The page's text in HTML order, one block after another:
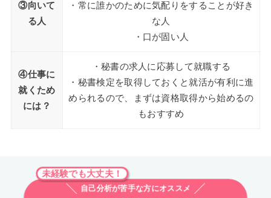
③向いて
る人
・常に誰かのために気配りをすることが好き
な人
・口が固い人
④仕事に
就くため
には？
・秘書の求人に応募して就職する
・秘書検定を取得しておくと就活が有利に進
められるので、まずは資格取得から始めるの
もおすすめ
未経験でも大丈夫！
自己分析が苦手な方にオススメ